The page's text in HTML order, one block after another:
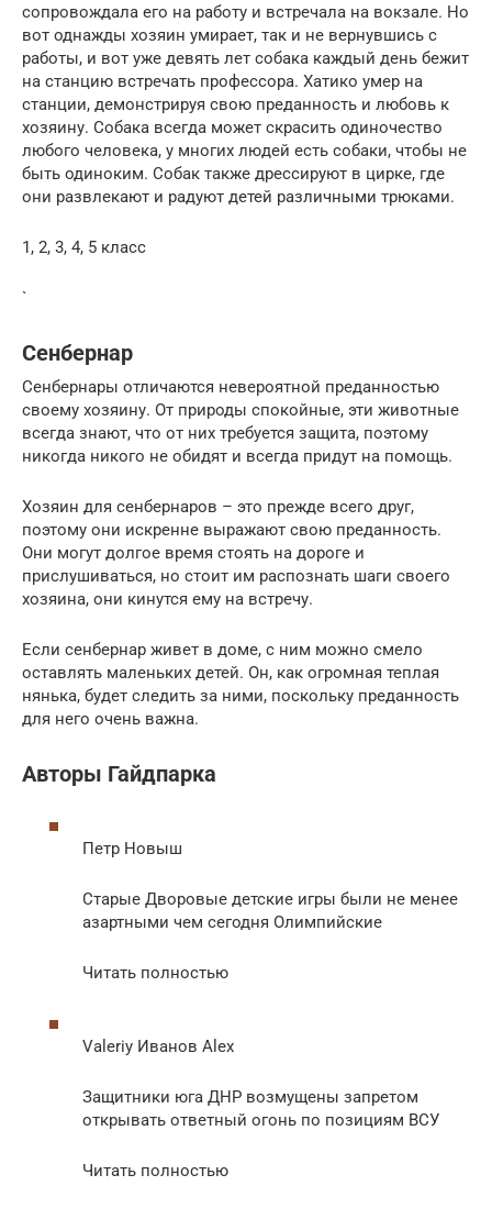
сопровождала его на работу и встречала на вокзале. Но
вот однажды хозяин умирает, так и не вернувшись с
работы, и вот уже девять лет собака каждый день бежит
на станцию встречать профессора. Хатико умер на
станции, демонстрируя свою преданность и любовь к
хозяину. Собака всегда может скрасить одиночество
любого человека, у многих людей есть собаки, чтобы не
быть одиноким. Собак также дрессируют в цирке, где
они развлекают и радуют детей различными трюками.
1, 2, 3, 4, 5 класс
`
Сенбернар
Сенбернары отличаются невероятной преданностью
своему хозяину. От природы спокойные, эти животные
всегда знают, что от них требуется защита, поэтому
никогда никого не обидят и всегда придут на помощь.
Хозяин для сенбернаров – это прежде всего друг,
поэтому они искренне выражают свою преданность.
Они могут долгое время стоять на дороге и
прислушиваться, но стоит им распознать шаги своего
хозяина, они кинутся ему на встречу.
Если сенбернар живет в доме, с ним можно смело
оставлять маленьких детей. Он, как огромная теплая
нянька, будет следить за ними, поскольку преданность
для него очень важна.
Авторы Гайдпарка
Петр Новыш
Старые Дворовые детские игры были не менее
азартными чем сегодня Олимпийские
Читать полностью
Valeriy Иванов Alex
Защитники юга ДНР возмущены запретом
открывать ответный огонь по позициям ВСУ
Читать полностью